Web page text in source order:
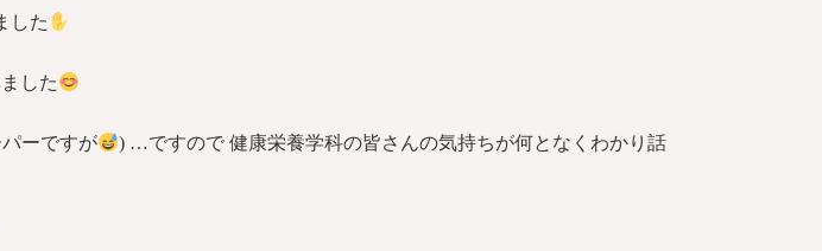
した
した
ーですが
) …ですので 健康栄養学科の皆さんの気持ちが何となくわかり話